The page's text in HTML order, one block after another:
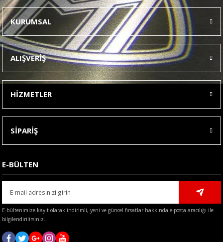
konularda yetersiz gördüğünüz noktaları öneri formunu kullanarak
tarafımıza iletebilirsiniz.
Görüş ve önerileriniz için teşekkür ederiz.
Ürün resmi kalitesiz, bozuk veya görüntülenemiyor.
Ürün açıklamasında eksik bilgiler bulunuyor.
Ürün bilgilerinde hatalar bulunuyor.
Ürün fiyatı diğer sitelerden daha pahalı.
Bu ürüne benzer farklı alternatifler olmalı.
Gönder
KURUMSAL
ALIŞVERİŞ
HİZMETLER
SİPARİŞ
E-BÜLTEN
E-bültenimize kayıt olarak indirimli, yeni ve güncel fırsatlar hakkında e-posta aracılığı ile
bilgilendirilirsiniz.